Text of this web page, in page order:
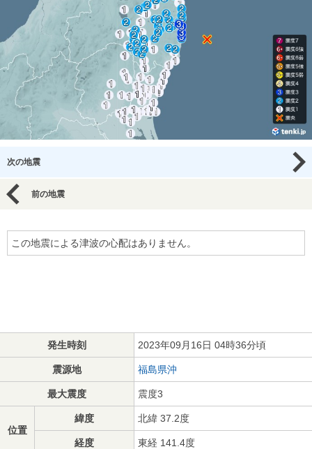
次の地震
前の地震
この地震による津波の心配はありません。
発生時刻 2023年09月16日 04時36分頃
震源地 福島県沖
最大震度 震度3
位置
緯度 北緯 37.2度
経度 東経 141.4度